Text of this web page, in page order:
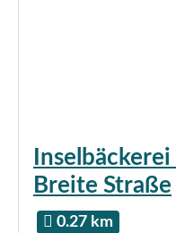
Breite Straße
0.27 km